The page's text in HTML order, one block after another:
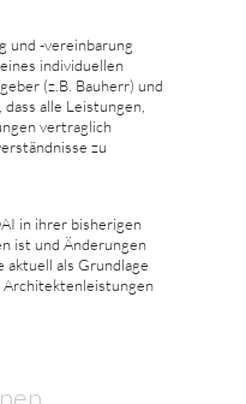
und -vereinbarung
individuellen
(z.B. Bauherr) und
alle Leistungen,
vertraglich
zu
in ihrer bisherigen
ist und Änderungen
aktuell als Grundlage
Architektenleistungen